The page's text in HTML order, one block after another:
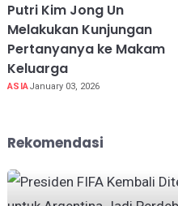
Putri Kim Jong Un
Melakukan Kunjungan
Pertanyanya ke Makam
Keluarga
ASIAJanuary 03, 2026
Rekomendasi